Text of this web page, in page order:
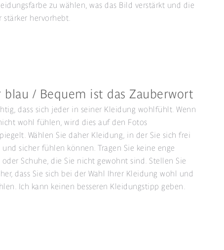
zu wählen, was das Bild verstärkt und die
stärker hervorhebt.
blau / Bequem ist das Zauberwort
dass sich jeder in seiner Kleidung wohlfühlt. Wenn
wohl fühlen, wird dies auf den Fotos
Wählen Sie daher Kleidung, in der Sie sich frei
und sicher fühlen können. Tragen Sie keine enge
Schuhe, die Sie nicht gewohnt sind. Stellen Sie
dass Sie sich bei der Wahl Ihrer Kleidung wohl und
Ich kann keinen besseren Kleidungstipp geben.